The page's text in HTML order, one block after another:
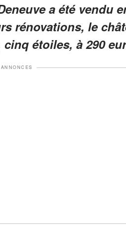
a été vendu
rénovations, le
étoiles, à 290
ANNONCES